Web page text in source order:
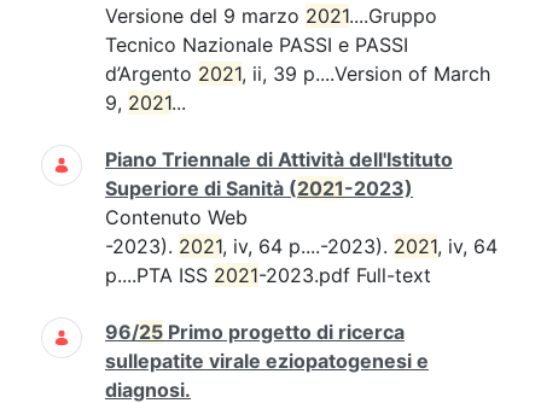
Versione del 9 marzo 2021....Gruppo
Tecnico Nazionale PASSI e PASSI
d’Argento 2021, ii, 39 p....Version of March
9, 2021...
Piano Triennale di Attività dell'Istituto
Superiore di Sanità (2021-2023)
Contenuto Web
-2023). 2021, iv, 64 p....-2023). 2021, iv, 64
p....PTA ISS 2021-2023.pdf Full-text
96/25 Primo progetto di ricerca
sullepatite virale eziopatogenesi e
diagnosi.